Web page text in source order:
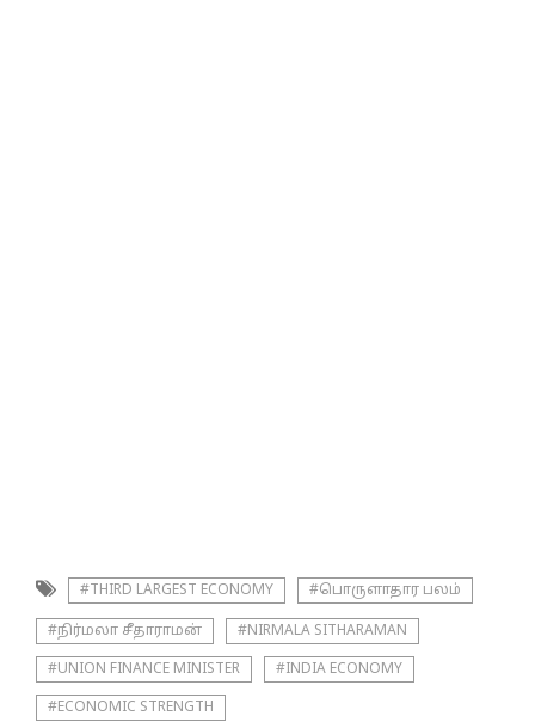
#THIRD LARGEST ECONOMY #பொருளாதார பலம்
#நிர்மலா சீதாராமன் #NIRMALA SITHARAMAN
#UNION FINANCE MINISTER #INDIA ECONOMY
#ECONOMIC STRENGTH